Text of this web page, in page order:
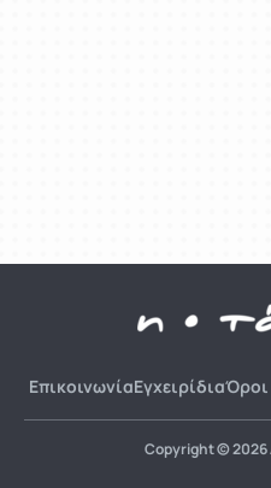
ΕπικοινωνίαΕγχειρίδια
Copyright © 2026